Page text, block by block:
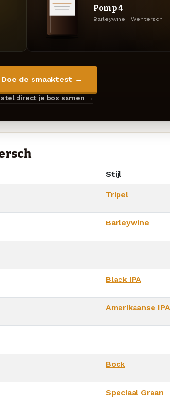
Pomp 4
Barleywine · Wentersch
Doe de smaaktest →
stel direct je box samen →
Stijl
Tripel
Barleywine
Black IPA
Amerikaanse IPA
Bock
Speciaal Graan